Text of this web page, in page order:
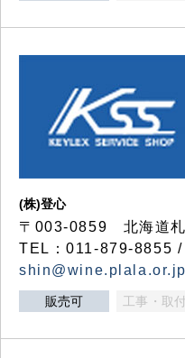
(株)登心
〒003-0859 北海道札
TEL：011-879-8855
shin@wine.plala.or.jp
販売可 工事・取